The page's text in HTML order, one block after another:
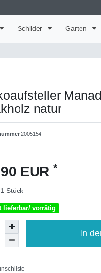
Schilder Garten
natur
2005154
EUR *
1 Stück
lieferbar/ vorrätig
In